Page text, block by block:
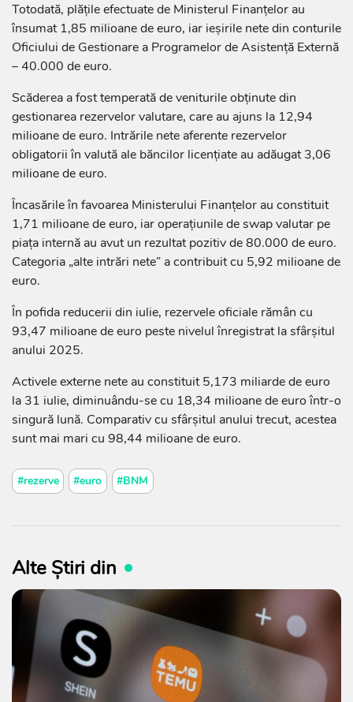
Totodată, plățile efectuate de Ministerul Finanțelor au
însumat 1,85 milioane de euro, iar ieșirile nete din conturile
Oficiului de Gestionare a Programelor de Asistență Externă
– 40.000 de euro.
Scăderea a fost temperată de veniturile obținute din
gestionarea rezervelor valutare, care au ajuns la 12,94
milioane de euro. Intrările nete aferente rezervelor
obligatorii în valută ale băncilor licențiate au adăugat 3,06
milioane de euro.
Încasările în favoarea Ministerului Finanțelor au constituit
1,71 milioane de euro, iar operațiunile de swap valutar pe
piața internă au avut un rezultat pozitiv de 80.000 de euro.
Categoria „alte intrări nete” a contribuit cu 5,92 milioane de
euro.
În pofida reducerii din iulie, rezervele oficiale rămân cu
93,47 milioane de euro peste nivelul înregistrat la sfârșitul
anului 2025.
Activele externe nete au constituit 5,173 miliarde de euro
la 31 iulie, diminuându-se cu 18,34 milioane de euro într-o
singură lună. Comparativ cu sfârșitul anului trecut, acestea
sunt mai mari cu 98,44 milioane de euro.
#rezerve #euro #BNM
Alte Știri din